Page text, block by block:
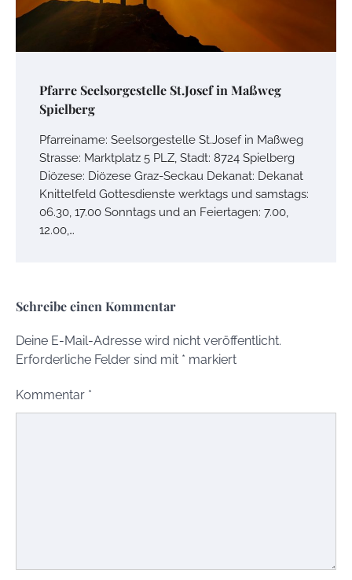
Pfarre Seelsorgestelle St.Josef in Maßweg
Spielberg
Pfarreiname: Seelsorgestelle St.Josef in Maßweg
Strasse: Marktplatz 5 PLZ, Stadt: 8724 Spielberg
Diözese: Diözese Graz-Seckau Dekanat: Dekanat
Knittelfeld Gottesdienste werktags und samstags:
06.30, 17.00 Sonntags und an Feiertagen: 7.00,
12.00,…
Schreibe einen Kommentar
Deine E-Mail-Adresse wird nicht veröffentlicht.
Erforderliche Felder sind mit * markiert
Kommentar *